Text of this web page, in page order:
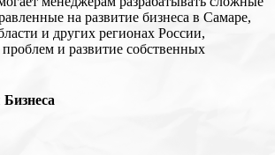
на развитие бизнеса в Самаре,
и других регионах России,
и развитие собственных